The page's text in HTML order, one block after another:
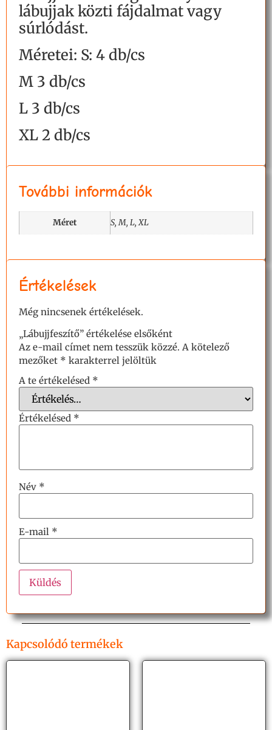
lábujjak közti fájdalmat vagy
súrlódást.
Méretei: S: 4 db/cs
M 3 db/cs
L 3 db/cs
XL 2 db/cs
További információk
Méret S, M, L, XL
Értékelések
Még nincsenek értékelések.
„Lábujjfeszítő” értékelése elsőként
Az e-mail címet nem tesszük közzé. A kötelező
mezőket * karakterrel jelöltük
A te értékelésed *
Értékelésed *
Név *
E-mail *
Kapcsolódó termékek